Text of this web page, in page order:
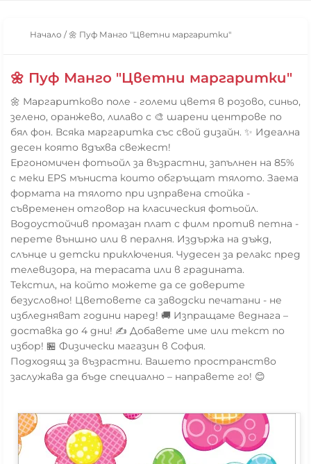
Начало /🌼 Пуф Манго "Цветни маргаритки"
🌼 Пуф Манго "Цветни маргаритки"
🌼 Маргаритково поле - големи цветя в розово, синьо,
зелено, оранжево, лилаво с 🎨 шарени центрове по
бял фон. Всяка маргаритка със свой дизайн. ✨ Идеална
десен която вдъхва свежест!
Ергономичен фотьойл за възрастни, запълнен на 85%
с меки EPS мъниста които обгръщат тялото. Заема
формата на тялото при изправена стойка -
съвременен отговор на класическия фотьойл.
Водоустойчив промазан плат с филм против петна -
перете външно или в пералня. Издържа на дъжд,
слънце и детски приключения. Чудесен за релакс пред
телевизора, на терасата или в градината.
Текстил, на който можете да се доверите
безусловно! Цветовете са заводски печатани - не
избледняват години наред! 🚚 Изпращаме веднага –
доставка до 4 дни! ✍️ Добавете име или текст по
избор! 🏪 Физически магазин в София.
Подходящ за възрастни. Вашето пространство
заслужава да бъде специално – направете го! 😊